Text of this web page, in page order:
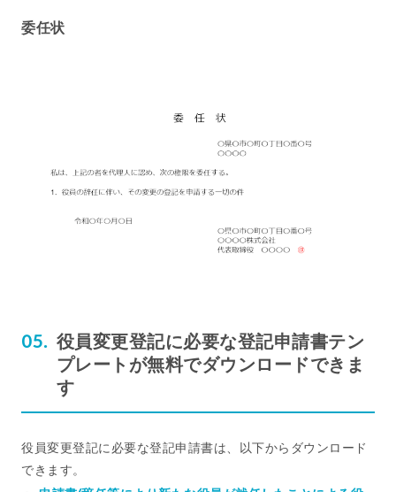
委任状
役員変更登記に必要な登記申請書テン
プレートが無料でダウンロードできま
す
役員変更登記に必要な登記申請書は、以下からダウンロード
できます。